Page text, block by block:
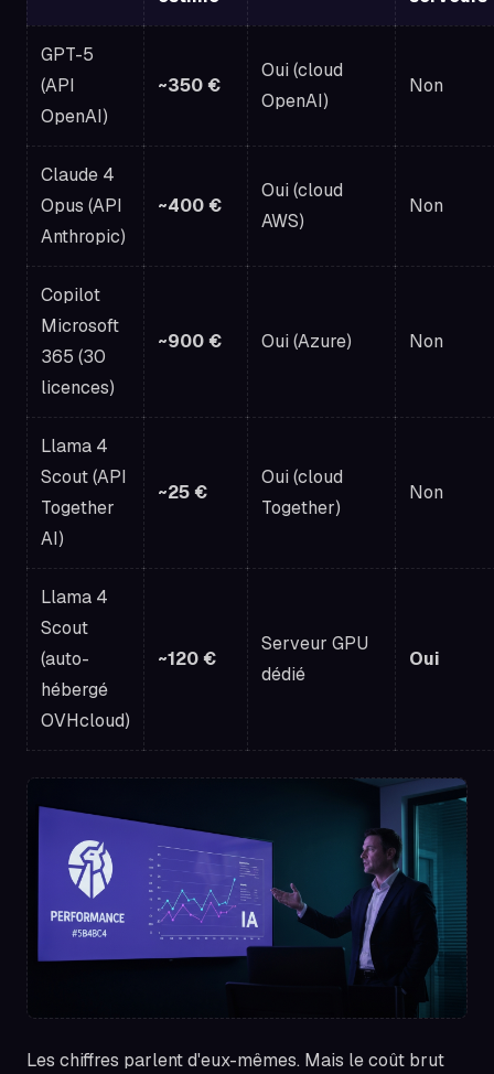
GPT-5
(API
OpenAI)
~350 €
Oui (cloud
OpenAI)
Non
Claude 4
Opus (API
Anthropic)
~400 €
Oui (cloud
AWS)
Non
Copilot
Microsoft
365 (30
licences)
~900 € Oui (Azure) Non
Llama 4
Scout (API
Together
AI)
~25 €
Oui (cloud
Together)
Non
Llama 4
Scout
(auto-
hébergé
OVHcloud)
~120 €
Serveur GPU
dédié
Oui
Les chiffres parlent d'eux-mêmes. Mais le coût brut